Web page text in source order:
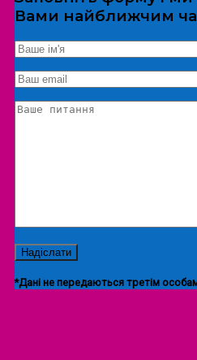
*Дані не
Екскурсія/локація
Вами найближчим
*Дані не передаються третім